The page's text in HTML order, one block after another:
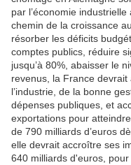
par l’économie
chemin de la croissance
résorber les déficits
comptes publics, réduire
jusqu’à 80%, abaisser le
revenus, la France
l’industrie, de la bonne
dépenses publiques, et
exportations pour
de 790 milliards d’euros
elle devrait accroître ses
640 milliards d'euros,